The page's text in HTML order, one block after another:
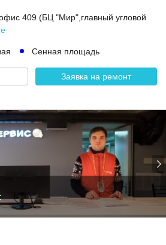
409 (БЦ "Мир",главный угловой
Сенная площадь
Заявка на ремонт